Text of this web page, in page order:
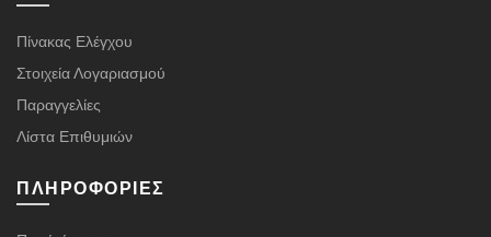
Πίνακας Ελέγχου
Στοιχεία Λογαριασμού
Παραγγελίες
Λίστα Επιθυμιών
ΠΛΗΡΟΦΟΡΊΕΣ